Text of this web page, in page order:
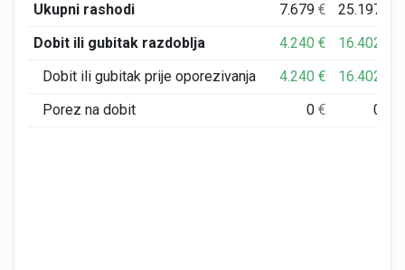
Ukupni rashodi
7.679€ 25.197
Dobit ili gubitak razdoblja
4.240€ 16.402
Dobit ili gubitak prije oporezivanja
4.240€ 16.402
Porez na dobit
0€ 0